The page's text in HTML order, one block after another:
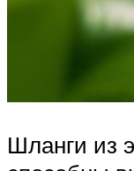
Шланги из